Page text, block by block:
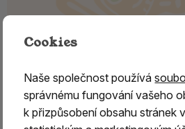
Cookies
Naše společnost používá
správnému fungování vašeho
k přizpůsobení obsahu stránek